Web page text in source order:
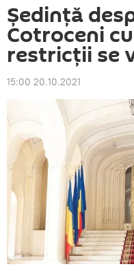
Ședință
Cotroceni
restricții se
15:00 20.10.2021